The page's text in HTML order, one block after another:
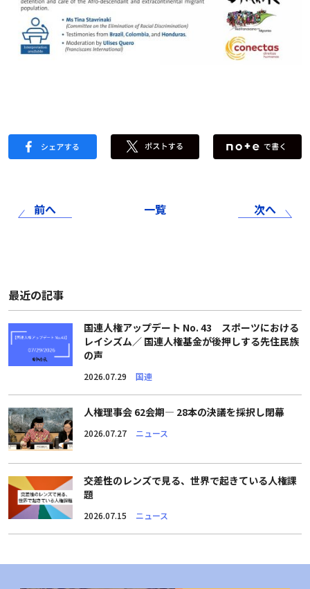
前へ 一覧 次へ
最近の記事
国連人権アップデート No. 43 スポーツにおける
レイシズム／ 国連人権基金が後押しする先住民族
の声
2026.07.29 国連
人権理事会 62会期― 28本の決議を採択し閉幕
2026.07.27 ニュース
交差性のレンズで見る、世界で起きている人権課
題
2026.07.15 ニュース